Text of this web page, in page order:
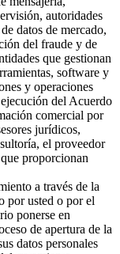
autoridades
datos de mercado,
del fraude y de
que gestionan
software y
y operaciones
del Acuerdo
comercial por
jurídicos,
el proveedor
proporcionan
a través de la
por usted o por el
ponerse en
de apertura de la
datos personales